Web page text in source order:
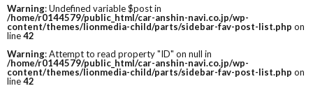
Warning: Undefined variable $post in
/home/r0144579/public_html/car-anshin-navi.co.jp/wp-
content/themes/lionmedia-child/parts/sidebar-fav-post-list.php on
line42
Warning: Attempt to read property "ID" on null in
/home/r0144579/public_html/car-anshin-navi.co.jp/wp-
content/themes/lionmedia-child/parts/sidebar-fav-post-list.php on
line42